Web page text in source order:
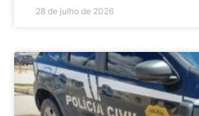
28 de julho de 2026